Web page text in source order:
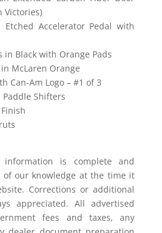
Victories)
Etched Accelerator Pedal with
in Black with Orange Pads
McLaren Orange
Can-Am Logo – #1 of 3
Paddle Shifters
information is complete and
of our knowledge at the time it
Corrections or additional
appreciated. All advertised
fees and taxes, any